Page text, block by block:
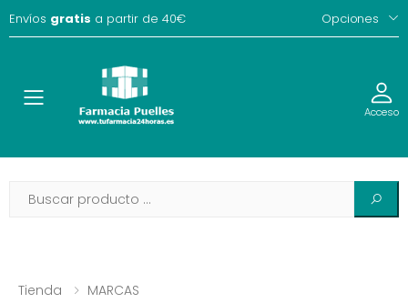
Envíos gratis a partir de 40€ Opciones
Toggle Acceso
Tienda MARCAS